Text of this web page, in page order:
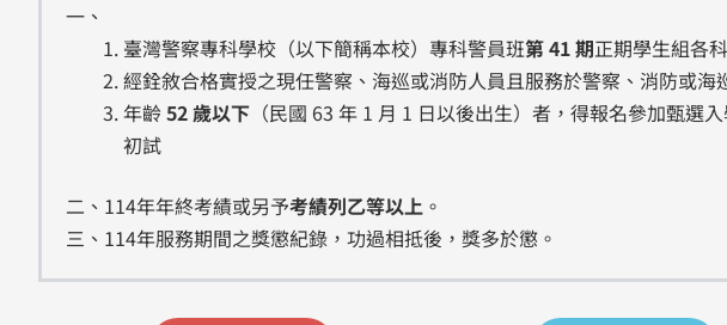
一、
臺灣警察專科學校（以下簡稱本校）專科警員班第 41 期正期學生組各
經銓敘合格實授之現任警察、海巡或消防人員且服務於警察、消防或海
年齡 52 歲以下 （民國 63 年 1 月 1 日以後出生）者，得報名參加甄
初試
二、114年年終考績或另予考績列乙等以上 。
三、114年服務期間之獎懲紀錄，功過相抵後，獎多於懲。